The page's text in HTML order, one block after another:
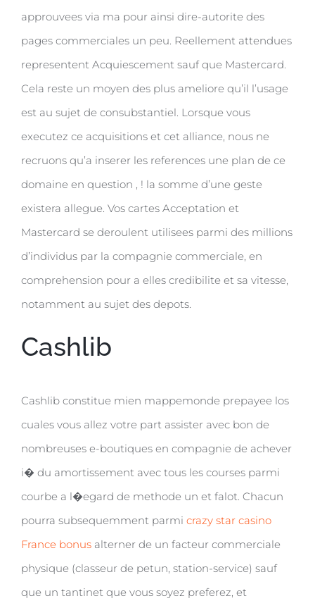
approuvees via ma pour ainsi dire-autorite des
pages commerciales un peu. Reellement attendues
representent Acquiescement sauf que Mastercard.
Cela reste un moyen des plus ameliore qu’il l’usage
est au sujet de consubstantiel. Lorsque vous
executez ce acquisitions et cet alliance, nous ne
recruons qu’a inserer les references une plan de ce
domaine en question , ! la somme d’une geste
existera allegue. Vos cartes Acceptation et
Mastercard se deroulent utilisees parmi des millions
d’individus par la compagnie commerciale, en
comprehension pour a elles credibilite et sa vitesse,
notamment au sujet des depots.
Cashlib
Cashlib constitue mien mappemonde prepayee los
cuales vous allez votre part assister avec bon de
nombreuses e-boutiques en compagnie de achever
i� du amortissement avec tous les courses parmi
courbe a l�egard de methode un et falot. Chacun
pourra subsequemment parmi crazy star casino
France bonus alterner de un facteur commerciale
physique (classeur de petun, station-service) sauf
que un tantinet que vous soyez preferez, et